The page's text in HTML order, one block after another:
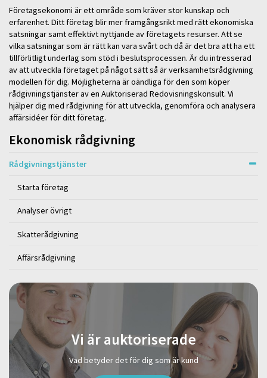
Företagsekonomi är ett område som kräver stor kunskap och
erfarenhet. Ditt företag blir mer framgångsrikt med rätt ekonomiska
satsningar samt effektivt nyttjande av företagets resurser. Att se
vilka satsningar som är rätt kan vara svårt och då är det bra att ha ett
tillförlitligt underlag som stöd i beslutsprocessen. Är du intresserad
av att utveckla företaget på något sätt så är verksamhetsrådgivning
modellen för dig. Möjligheterna är oändliga för den som köper
rådgivningstjänster av en Auktoriserad Redovisningskonsult. Vi
hjälper dig med rådgivning för att utveckla, genomföra och analysera
affärsidéer för ditt företag.
Ekonomisk rådgivning
Rådgivningstjänster
Starta företag
Analyser övrigt
Skatterådgivning
Affärsrådgivning
Vi är auktoriserade
Vad betyder det för dig som är kund